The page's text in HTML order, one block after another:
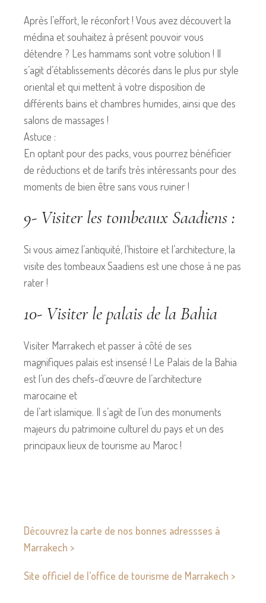
Après l’effort, le réconfort ! Vous avez découvert la
médina et souhaitez à présent pouvoir vous
détendre ? Les hammams sont votre solution ! Il
s’agit d’établissements décorés dans le plus pur style
oriental et qui mettent à votre disposition de
différents bains et chambres humides, ainsi que des
salons de massages !
Astuce :
En optant pour des packs, vous pourrez bénéficier
de réductions et de tarifs très intéressants pour des
moments de bien être sans vous ruiner !
9- Visiter les tombeaux Saadiens :
Si vous aimez l’antiquité, l’histoire et l’architecture, la
visite des tombeaux Saadiens est une chose à ne pas
rater !
10- Visiter le palais de la Bahia
Visiter Marrakech et passer à côté de ses
magnifiques palais est insensé ! Le Palais de la Bahia
est l’un des chefs-d’œuvre de l’architecture
marocaine et
de l’art islamique. Il s’agit de l’un des monuments
majeurs du patrimoine culturel du pays et un des
principaux lieux de tourisme au Maroc !
Découvrez la carte de nos bonnes adressses à
Marrakech >
Site officiel de l’office de tourisme de Marrakech >